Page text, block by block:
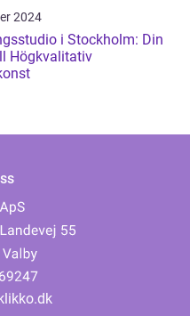
2024
i Stockholm: Din
Högkvalitativ